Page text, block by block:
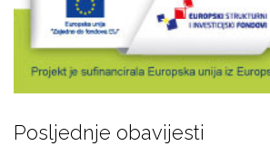
Posljednje obavijesti